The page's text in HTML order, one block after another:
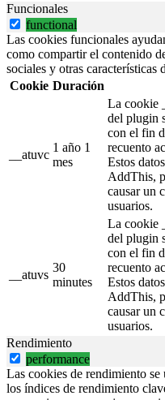
Funcionales
functional
Las cookies funcionales
como compartir el contenido
sociales y otras características
Cookie Duración
__atuvc
1 año 1
mes
La cookie
del plugin
con el fin
recuento
Estos
AddThis,
causar un
usuarios.
__atuvs
30
minutes
La cookie
del plugin
con el fin
recuento
Estos
AddThis,
causar un
usuarios.
Rendimiento
performance
Las cookies de rendimiento
los índices de rendimiento